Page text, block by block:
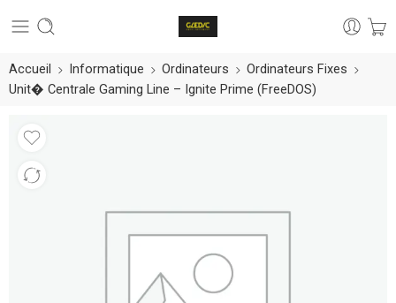
Accueil Informatique Ordinateurs
Ordinateurs Fixes
Unit� Centrale Gaming Line – Ignite Prime (FreeDOS)